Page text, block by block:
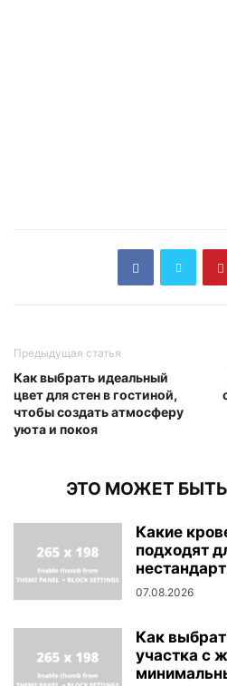
Предыдущая статья
Как выбрать идеальный
цвет для стен в гостиной,
чтобы создать атмосферу
уюта и покоя
ЭТО МОЖЕТ
Какие
подходят
07.08.2026
Как
участка с